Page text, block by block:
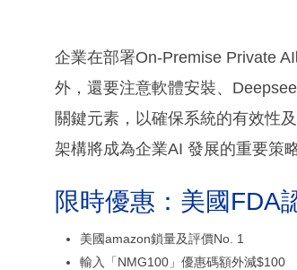
企業在部署On-Premise Private
外，還要注意軟體安裝、
關鍵元素，以確保系統的有效性
架構將成為企業AI 發展的重要策
限時優惠：美國FDA
美國amazon鎖量及評價No. 1
輸入「NMG100」優惠碼額外減$100